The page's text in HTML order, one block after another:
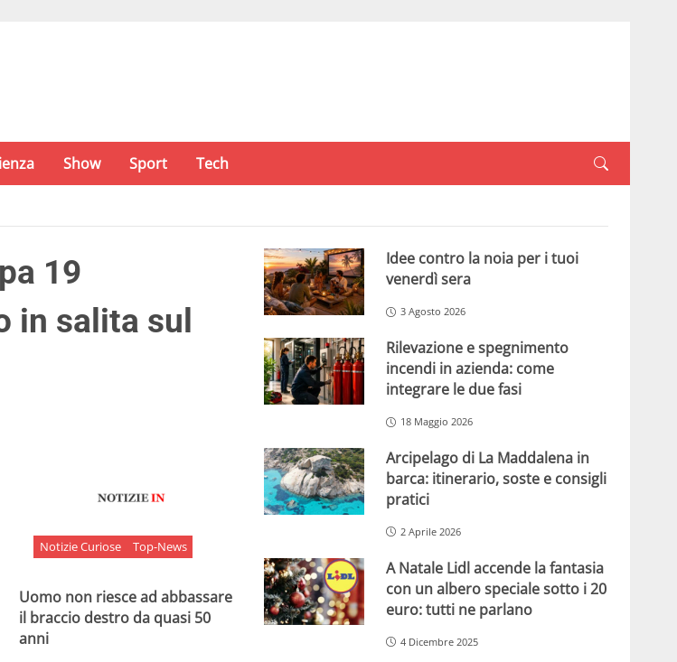
Show Sport Tech
19
in salita sul
Notizie Curiose Top-News
Uomo non riesce ad abbassare
il braccio destro da quasi 50
anni
Idee contro la noia per i tuoi
venerdì sera
3 Agosto 2026
Rilevazione e spegnimento
incendi in azienda: come
integrare le due fasi
18 Maggio 2026
Arcipelago di La Maddalena in
barca: itinerario, soste e consigli
pratici
2 Aprile 2026
A Natale Lidl accende la fantasia
con un albero speciale sotto i 20
euro: tutti ne parlano
4 Dicembre 2025